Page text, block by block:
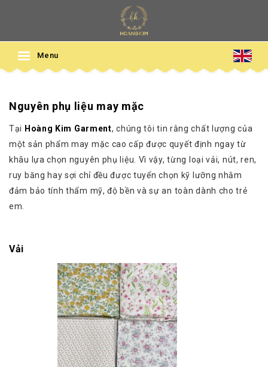
Menu
Nguyên phụ liệu may mặc
Tại Hoàng Kim Garment, chúng tôi tin rằng chất lượng của
một sản phẩm may mặc cao cấp được quyết định ngay từ
khâu lựa chọn nguyên phụ liệu. Vì vậy, từng loại vải, nút, ren,
ruy băng hay sợi chỉ đều được tuyển chọn kỹ lưỡng nhằm
đảm bảo tính thẩm mỹ, độ bền và sự an toàn dành cho trẻ
em.
Vải